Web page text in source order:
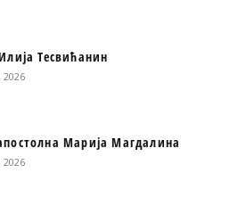
Тесвићанин
2026
Марија Магдалина
2026